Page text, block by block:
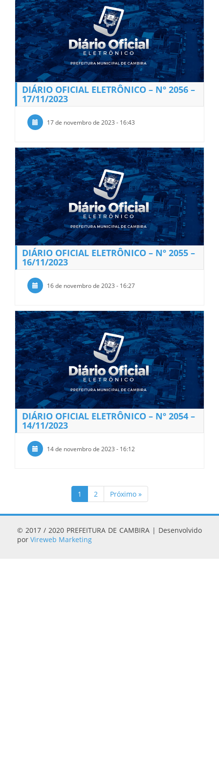
DIÁRIO OFICIAL ELETRÔNICO – Nº 2056 –
17/11/2023
17 de novembro de 2023 - 16:43
DIÁRIO OFICIAL ELETRÔNICO – Nº 2055 –
16/11/2023
16 de novembro de 2023 - 16:27
DIÁRIO OFICIAL ELETRÔNICO – Nº 2054 –
14/11/2023
14 de novembro de 2023 - 16:12
1 2 Próximo »
© 2017 / 2020 PREFEITURA DE CAMBIRA | Desenvolvido
por Vireweb Marketing